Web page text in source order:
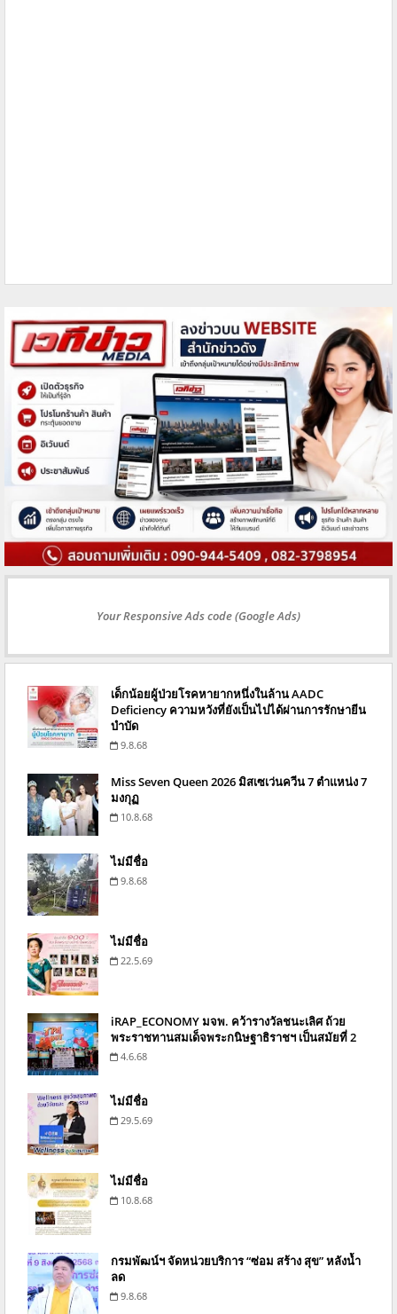
Your Responsive Ads code (Google Ads)
เด็กน้อยผู้ป่วยโรคหายากหนึ่งในล้าน AADC
Deficiency ความหวังที่ยังเป็นไปได้ผ่านการรักษายีน
บำบัด
9.8.68
Miss Seven Queen 2026 มิสเซเว่นควีน 7 ตำแหน่ง 7
มงกุฏ
10.8.68
ไม่มีชื่อ
9.8.68
ไม่มีชื่อ
22.5.69
iRAP_ECONOMY มจพ. คว้ารางวัลชนะเลิศ ถ้วย
พระราชทานสมเด็จพระกนิษฐาธิราชฯ เป็นสมัยที่ 2
4.6.68
ไม่มีชื่อ
29.5.69
ไม่มีชื่อ
10.8.68
กรมพัฒน์ฯ จัดหน่วยบริการ “ซ่อม สร้าง สุข” หลังน้ำ
ลด
9.8.68